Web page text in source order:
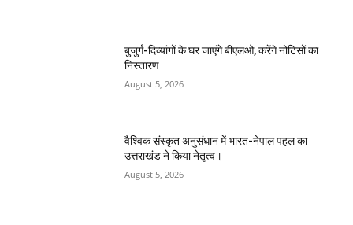
बुजुर्ग-दिव्यांगों के घर जाएंगे बीएलओ, करेंगे नोटिसों का
निस्तारण
August 5, 2026
वैश्विक संस्कृत अनुसंधान में भारत-नेपाल पहल का
उत्तराखंड ने किया नेतृत्व।
August 5, 2026